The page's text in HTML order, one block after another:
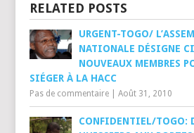
RELATED POSTS
URGENT-TOGO/
NATIONALE DÉSIGNE
NOUVEAUX MEMBRES
SIÉGER À LA HACC
Pas de commentaire Août 31, 2010
CONFIDENTIEL/TOGO: